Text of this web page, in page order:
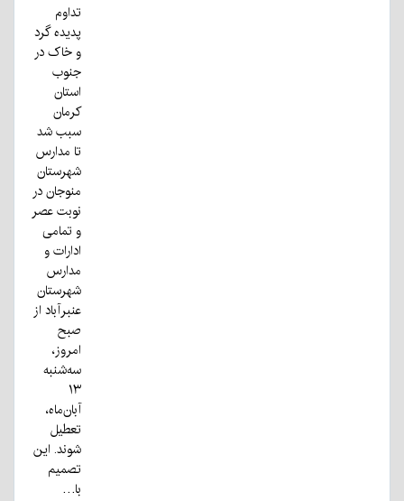
تداوم
پدیده گرد
و خاک در
جنوب
استان
کرمان
سبب شد
تا مدارس
شهرستان
منوجان در
نوبت عصر
و تمامی
ادارات و
مدارس
شهرستان
عنبرآباد از
صبح
امروز،
سه‌شنبه
۱۳
آبان‌ماه،
تعطیل
شوند. این
تصمیم
با…